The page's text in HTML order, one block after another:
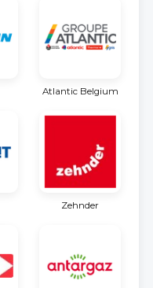
Atlantic Belgium
Zehnder